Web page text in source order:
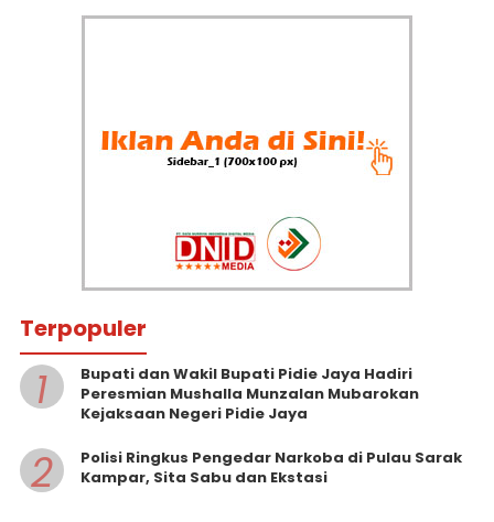
Terpopuler
1
Bupati dan Wakil Bupati Pidie Jaya Hadiri
Peresmian Mushalla Munzalan Mubarokan
Kejaksaan Negeri Pidie Jaya
2
Polisi Ringkus Pengedar Narkoba di Pulau Sarak
Kampar, Sita Sabu dan Ekstasi